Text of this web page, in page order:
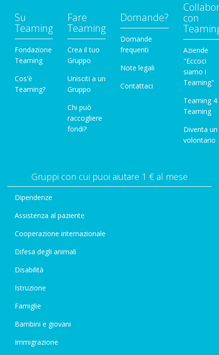
Su
Teaming
Fondazione
Teaming
Cos'è
Teaming?
Fare
Teaming
Crea il tuo
Gruppo
Unisciti a un
Gruppo
Chi può
raccogliere
fondi?
Domande?
Domande
frequenti
Note legali
Contattaci
con
Aziende
"Eccoci
siamo i
Teaming"
Teaming 4
Teaming
Diventa un
volontario
Gruppi con cui puoi aiutare 1 € al mese
Dipendenze
Assistenza al paziente
Cooperazione internazionale
Difesa degli animali
Disabilità
Istruzione
Famiglie
Bambini e giovani
Immigrazione